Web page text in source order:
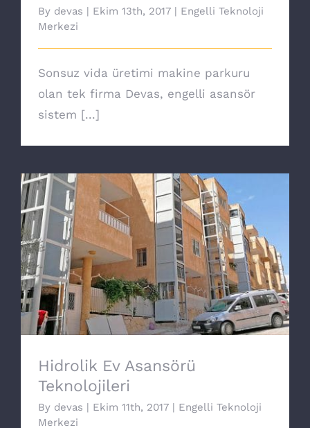
By devas | Ekim 13th, 2017 | Engelli Teknoloji
Merkezi
Sonsuz vida üretimi makine parkuru
olan tek firma Devas, engelli asansör
sistem [...]
Hidrolik Ev Asansörü Teknolojileri
Hidrolik Ev Asansörü
Teknolojileri
By devas | Ekim 11th, 2017 | Engelli Teknoloji
Merkezi